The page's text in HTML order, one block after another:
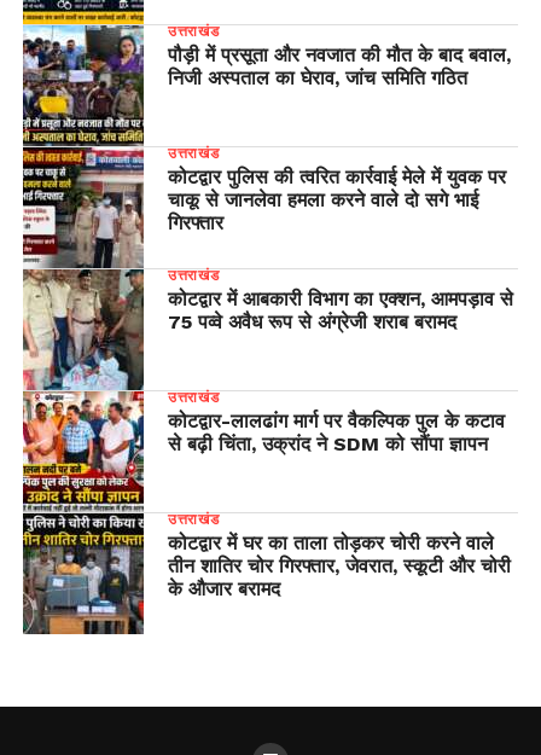
उत्तराखंड
पौड़ी में प्रसूता और नवजात की मौत के बाद बवाल,
निजी अस्पताल का घेराव, जांच समिति गठित
उत्तराखंड
कोटद्वार पुलिस की त्वरित कार्रवाई मेले में युवक पर
चाकू से जानलेवा हमला करने वाले दो सगे भाई
गिरफ्तार
उत्तराखंड
कोटद्वार में आबकारी विभाग का एक्शन, आमपड़ाव से
75 पव्वे अवैध रूप से अंग्रेजी शराब बरामद
उत्तराखंड
​कोटद्वार-लालढांग मार्ग पर वैकल्पिक पुल के कटाव
से बढ़ी चिंता, उक्रांद ने SDM को सौंपा ज्ञापन
उत्तराखंड
कोटद्वार में घर का ताला तोड़कर चोरी करने वाले
तीन शातिर चोर गिरफ्तार, जेवरात, स्कूटी और चोरी
के औजार बरामद